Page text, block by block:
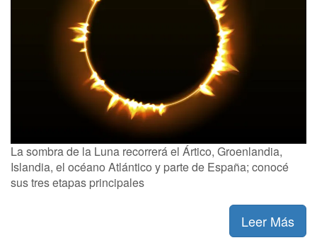
La sombra de la Luna recorrerá el Ártico, Groenlandia,
Islandia, el océano Atlántico y parte de España; conocé
sus tres etapas principales
Leer Más